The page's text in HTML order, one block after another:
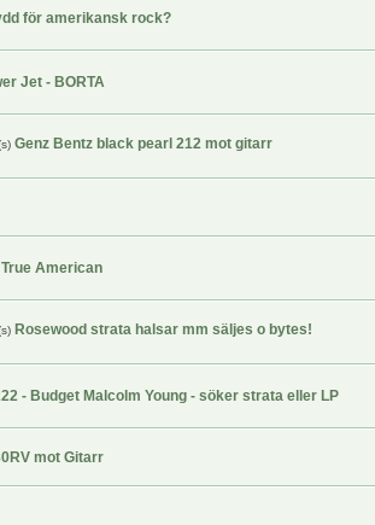
för amerikansk rock?
Jet - BORTA
Genz Bentz black pearl 212 mot gitarr
American
Rosewood strata halsar mm säljes o bytes!
- Budget Malcolm Young - söker strata eller LP
mot Gitarr